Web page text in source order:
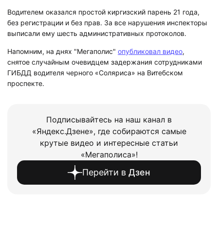
Водителем оказался простой киргизский парень 21 года,
без регистрации и без прав. За все нарушения инспекторы
выписали ему шесть административных протоколов.
Напомним, на днях "Мегаполис" опубликовал видео,
снятое случайным очевидцем задержания сотрудниками
ГИБДД водителя черного «Соляриса» на Витебском
проспекте.
Подписывайтесь на наш канал в
«Яндекс.Дзене», где собираются самые
крутые видео и интересные статьи
«Мегаполиса»!
Перейти в Дзен